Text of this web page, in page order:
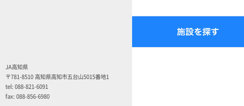
JA高知県
〒781-8510 高知県高知市五台山5015番地1
tel: 088-821-6091
fax: 088-856-6980